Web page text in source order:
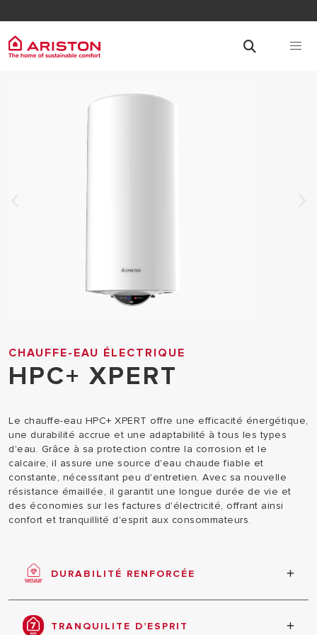
CHAUFFE-EAU ÉLECTRIQUE
HPC+ XPERT
Le chauffe-eau HPC+ XPERT offre une efficacité énergétique,
une durabilité accrue et une adaptabilité à tous les types
d'eau. Grâce à sa protection contre la corrosion et le
calcaire, il assure une source d'eau chaude fiable et
constante, nécessitant peu d'entretien. Avec sa nouvelle
résistance émaillée, il garantit une longue durée de vie et
des économies sur les factures d'électricité, offrant ainsi
confort et tranquillité d'esprit aux consommateurs.
DURABILITÉ RENFORCÉE
Protection anticorrosion permanente et anticalcaire
Double protection continue contre la corrosion
Protection anticalcaire autour de l’élément
TRANQUILITE D’ESPRIT